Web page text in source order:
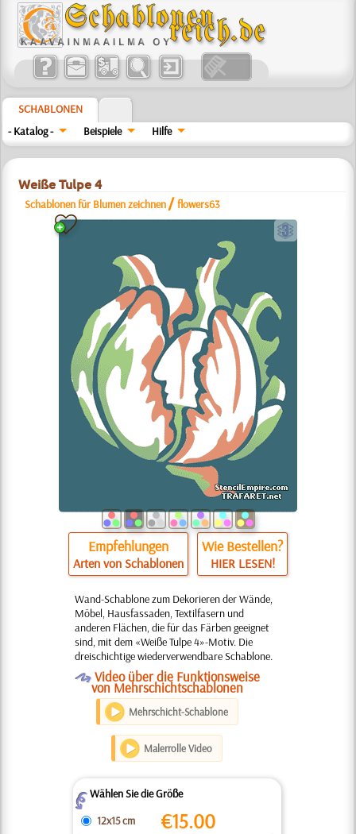
SCHABLONEN
- Katalog -
Beispiele Hilfe
Weiße Tulpe 4
Schablonen für Blumen zeichnen /flowers63
c
Empfehlungen
Arten von Schablonen
Wie Bestellen?
HIER LESEN!
Wand-Schablone zum Dekorieren der Wände,
Möbel, Hausfassaden, Textilfasern und
anderen Flächen, die für das Färben geeignet
sind, mit dem «Weiße Tulpe 4»-Motiv. Die
dreischichtige wiederverwendbare Schablone.
O Video über die Funktionsweise
von Mehrschichtschablonen
Mehrschicht-Schablone
Malerrolle Video
ZWählen Sie die Größe
12x15 cm
€15.00